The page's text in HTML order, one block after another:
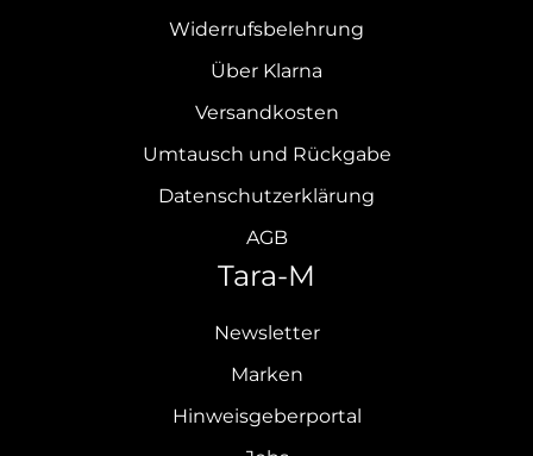
Widerrufsbelehrung
Über Klarna
Versandkosten
Umtausch und Rückgabe
Datenschutzerklärung
AGB
Tara-M
Newsletter
Marken
Hinweisgeberportal